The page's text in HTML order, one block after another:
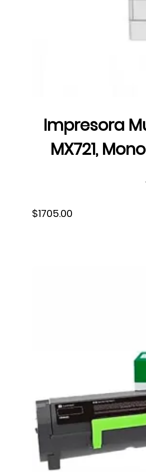
Impresora
MX721,
USB, Fax,
$1705.00